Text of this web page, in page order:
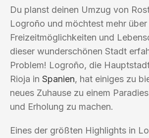
Du planst deinen Umzug von
Logroño und möchtest mehr über
Freizeitmöglichkeiten und
dieser wunderschönen Stadt
Problem! Logroño, die
Rioja in Spanien, hat einiges zu
neues Zuhause zu einem
und Erholung zu machen.
Eines der größten Highlights in